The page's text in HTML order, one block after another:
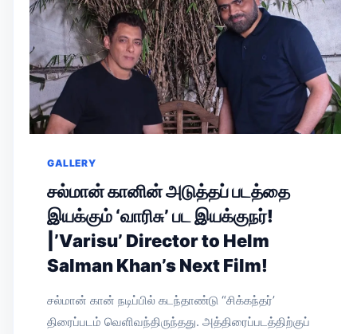
GALLERY
சல்மான் கானின் அடுத்தப் படத்தை
இயக்கும் ‘வாரிசு’ பட இயக்குநர்!
|’Varisu’ Director to Helm
Salman Khan’s Next Film!
சல்மான் கான் நடிப்பில் கடந்தாண்டு “சிக்கந்தர்’
திரைப்படம் வெளிவந்திருந்தது. அத்திரைப்படத்திற்குப்